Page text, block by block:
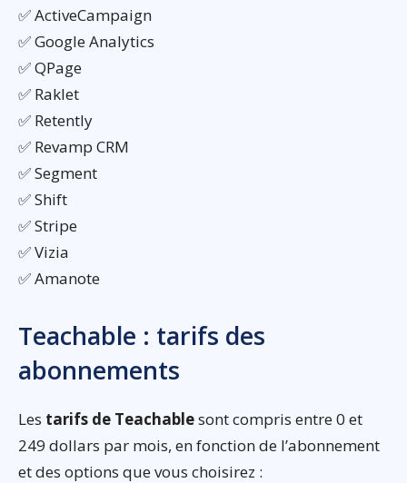
✅ ActiveCampaign
✅ Google Analytics
✅ QPage
✅ Raklet
✅ Retently
✅ Revamp CRM
✅ Segment
✅ Shift
✅ Stripe
✅ Vizia
✅ Amanote
Teachable : tarifs des
abonnements
Les tarifs de Teachablesont compris entre 0 et
249 dollars par mois, en fonction de l’abonnement
et des options que vous choisirez :